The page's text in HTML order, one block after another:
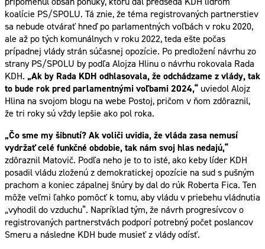
koalície PS/SPOLU. Tá znie, že téma registrovaných partnerstiev
sa nebude otvárať hneď po parlamentných voľbách v roku 2020,
ale až po tých komunálnych v roku 2022, teda ešte počas
prípadnej vlády strán súčasnej opozície. Po predložení návrhu zo
strany PS/SPOLU by podľa Alojza Hlinu o návrhu rokovala Rada
KDH. „Ak by Rada KDH odhlasovala, že odchádzame z vlády, tak
to bude rok pred parlamentnými voľbami 2024,“ uviedol Alojz
Hlina na svojom blogu na webe Postoj, pričom v ňom zdôraznil,
že tri roky sú vždy lepšie ako pol roka.
„Čo sme my šibnutí? Ak voliči uvidia, že vláda zasa nemusí
vydržať celé funkčné obdobie, tak nám svoj hlas nedajú,“
zdôraznil Matovič. Podľa neho je to to isté, ako keby líder KDH
posadil vládu zloženú z demokratickej opozície na sud s pušným
prachom a koniec zápalnej šnúry by dal do rúk Roberta Fica. Ten
môže veľmi ľahko pomôcť k tomu, aby vládu v priebehu vládnutia
„vyhodil do vzduchu“. Napríklad tým, že návrh progresívcov o
registrovaných partnerstvách podporí potrebný počet poslancov
Smeru a následne KDH bude musieť z vlády odísť.